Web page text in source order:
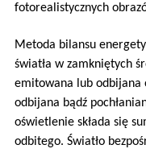
fotorealistycznych
Metoda bilansu
światła w zamkniętych
emitowana lub odbijana
odbijana bądź
oświetlenie składa się
odbitego. Światło